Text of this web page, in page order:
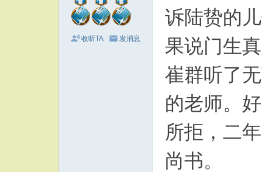
收听TA 发消息
诉陆贽的
果说门生
崔群听了
的老师。
所拒，二
尚书。